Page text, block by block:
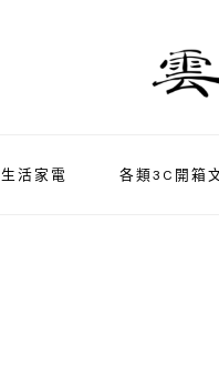
生活家電 各類3C開箱